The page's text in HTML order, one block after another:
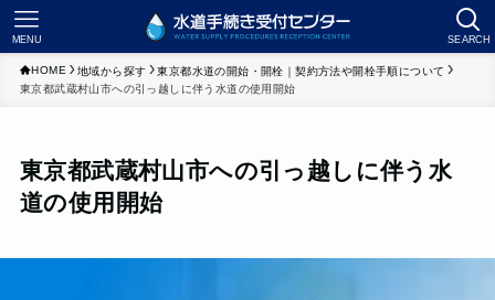
SEARCH
MENU
HOME 地域から探す
東京都水道の開始・開栓｜契約方法や開栓手順について
東京都武蔵村山市への引っ越しに伴う水道の使用開始
東京都武蔵村山市への引っ越しに伴う水
道の使用開始